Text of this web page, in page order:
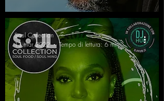
Soul Collection
13 mar 2022
Tempo di lettura: 6 min